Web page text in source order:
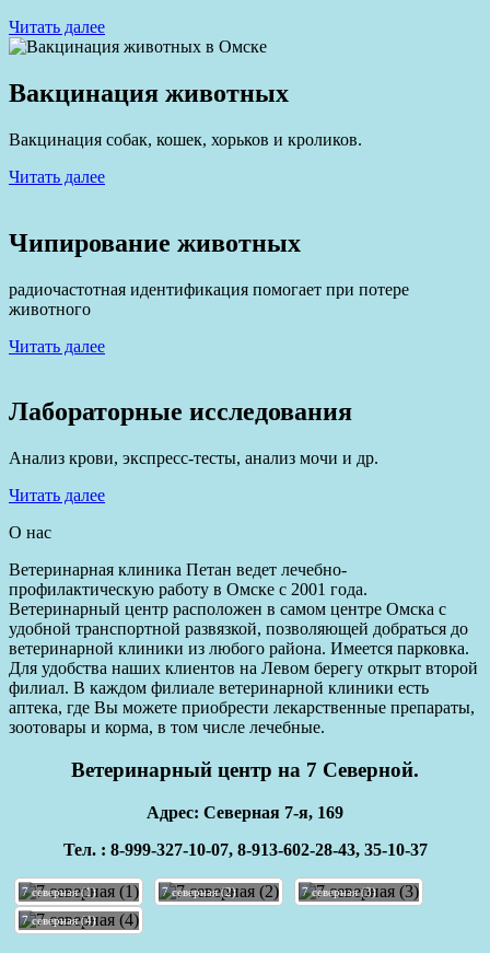
Читать далее
Вакцинация животных
Вакцинация собак, кошек, хорьков и кроликов.
Читать далее
Чипирование животных
радиочастотная идентификация помогает при потере
животного
Читать далее
Лабораторные исследования
Анализ крови, экспресс-тесты, анализ мочи и др.
Читать далее
О нас
Ветеринарная клиника Петан ведет лечебно-
профилактическую работу в Омске с 2001 года.
Ветеринарный центр расположен в самом центре Омска с
удобной транспортной развязкой, позволяющей добраться до
ветеринарной клиники из любого района. Имеется парковка.
Для удобства наших клиентов на Левом берегу открыт второй
филиал. В каждом филиале ветеринарной клиники есть
аптека, где Вы можете приобрести лекарственные препараты,
зоотовары и корма, в том числе лечебные.
Ветеринарный центр на 7 Северной.
Адрес: Северная 7-я, 169
Тел. : 8-999-327-10-07, 8-913-602-28-43, 35-10-37
7 северная (1) 7 северная (2) 7 северная (3)
7 северная (4)